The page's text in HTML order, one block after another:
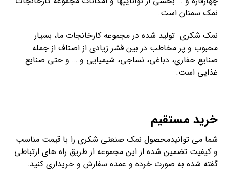
نمک سمنان است.
نمک شکری تولید شده در مجموعه کارخانجات ما، بسیار
محبوب و پر مخاطب در بین قشر زیادی از اصناف از جمله
صنایع حفاری، دباغی، نساجی، شیمیایی و … و حتی صنایع
غذایی است.
خرید مستقیم
شما می توانیدمحصول نمک صنعتی شکری را با قیمت مناسب
و کیفیت تضمین شده از این مجموعه از طریق راه های ارتباطی
گفته شده به صورت خرده و عمده سفارش و خریداری کنید.